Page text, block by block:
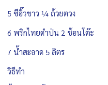
5 ซีอิ๊วขาว ¼ ถ้วยตวง
6 พริกไทยดำป่น 2 ช้อนโต๊ะ
7 น้ำสะอาด 5 ลิตร
วิธีทำ